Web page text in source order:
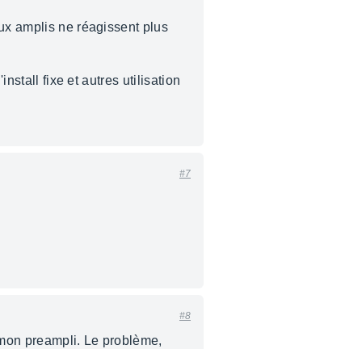
amplis ne réagissent plus
fixe et autres utilisation
#7
#8
preampli. Le problème,